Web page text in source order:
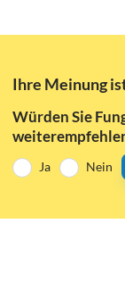
Ihre Meinung
Würden Sie
Ja Nein